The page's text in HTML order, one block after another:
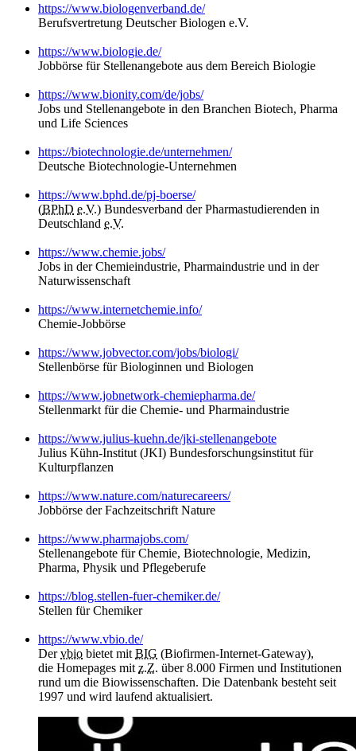
https://www.biologenverband.de/
Berufsvertretung Deutscher Biologen e.V.
https://www.biologie.de/
Jobbörse für Stellenangebote aus dem Bereich Biologie
https://www.bionity.com/de/jobs/
Jobs und Stellenangebote in den Branchen Biotech, Pharma
und Life Sciences
https://biotechnologie.de/unternehmen/
Deutsche Biotechnologie-Unternehmen
https://www.bphd.de/pj-boerse/
(BPhD e.V.) Bundesverband der Pharmastudierenden in
Deutschland e.V.
https://www.chemie.jobs/
Jobs in der Chemieindustrie, Pharmaindustrie und in der
Naturwissenschaft
https://www.internetchemie.info/
Chemie-Jobbörse
https://www.jobvector.com/jobs/biologi/
Stellenbörse für Biologinnen und Biologen
https://www.jobnetwork-chemiepharma.de/
Stellenmarkt für die Chemie- und Pharmaindustrie
https://www.julius-kuehn.de/jki-stellenangebote
Julius Kühn-Institut (JKI) Bundesforschungsinstitut für
Kulturpflanzen
https://www.nature.com/naturecareers/
Jobbörse der Fachzeitschrift Nature
https://www.pharmajobs.com/
Stellenangebote für Chemie, Biotechnologie, Medizin,
Pharma, Physik und Pflegeberufe
https://blog.stellen-fuer-chemiker.de/
Stellen für Chemiker
https://www.vbio.de/
Dervbio bietet mit BIG (Biofirmen-Internet-Gateway),
die Homepages mit z.Z. über 8.000 Firmen und Institutionen
rund um die Biowissenschaften. Die Datenbank besteht seit
1997 und wird laufend aktualisiert.